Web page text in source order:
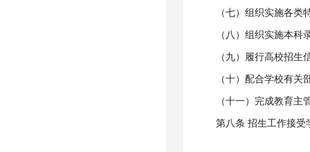
（七）组织实施各
（八）组织实施本
（九）履行高校招生
（十）配合学校有关
（十一）完成教育
第八条 招生工作接受